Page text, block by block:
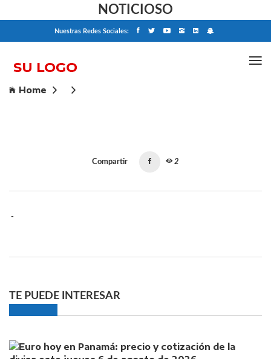
NOTICIOSO
Nuestras Redes Sociales:
Home
Compartir 2
-
TE PUEDE INTERESAR